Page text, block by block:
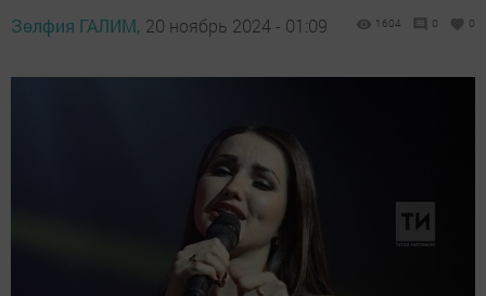
Зөлфия ГАЛИМ, 20 ноябрь 2024 - 01:09 1604 0 0